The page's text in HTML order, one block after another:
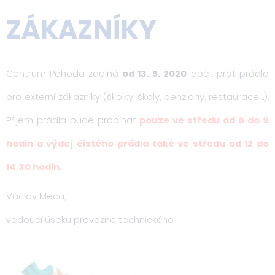
ZÁKAZNÍKY
Centrum Pohoda začíná od 13. 5. 2020 opět prát prádlo
pro externí zákazníky (školky, školy, penziony, restaurace....).
Příjem prádla bude probíhat pouze ve středu od 6 do 9
hodin a výdej čistého prádla také ve středu od 12 do
14.30 hodin.
Václav Meca,
vedoucí úseku provozně technického